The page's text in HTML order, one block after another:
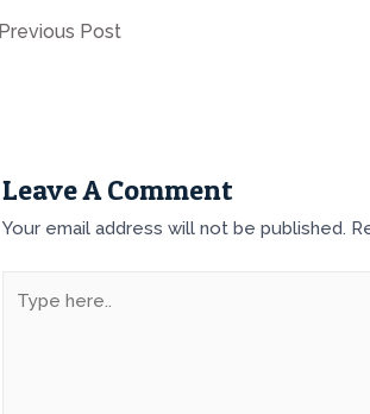
Previous Post
Leave A Comment
Your email address will not be published.